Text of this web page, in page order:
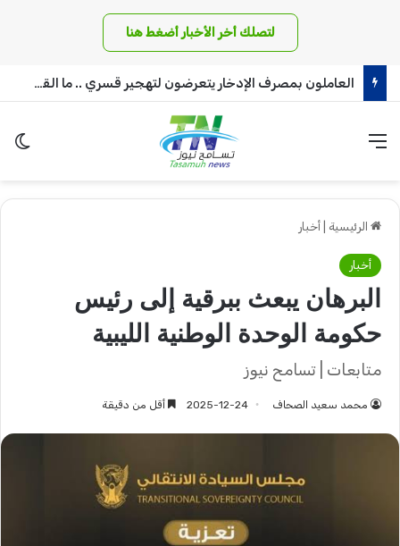
لتصلك أخر الأخبار أضغط هنا
العاملون بمصرف الإدخار يتعرضون لتهجير قسري .. ما القصة!!
القائمة
الرئيسية أخبار
أخبار
البرهان يبعث ببرقية إلى رئيس
حكومة الوحدة الوطنية الليبية
متابعات | تسامح نيوز
محمد سعيد الصحاف 2025-12-24 أقل من دقيقة